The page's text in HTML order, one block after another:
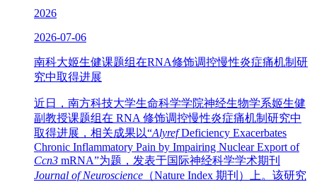
2026
2026-07-06
南科大姬生健课题组在RNA修饰调控慢性炎症痛机制研
究中取得进展
近日，南方科技大学生命科学学院神经生物学系姬生健
副教授课题组在 RNA 修饰调控慢性炎症痛机制研究中
取得进展，相关成果以“AlyrefDeficiency Exacerbates
Chronic Inflammatory Pain by Impairing Nuclear Export of
Ccn3 mRNA”为题，发表于国际神经科学学术期刊
Journal of Neuroscience （Nature Index 期刊）上。该研究